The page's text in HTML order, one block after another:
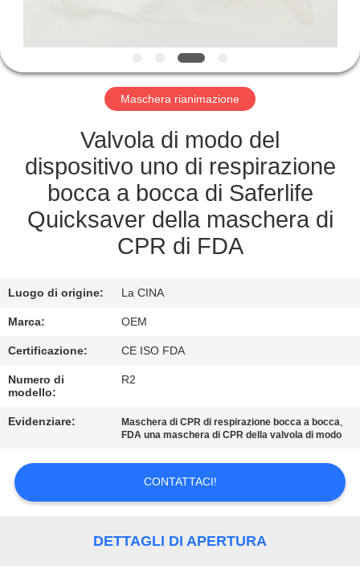
DELLA
CONTATTACI
NOTIZIE
CASI
CHIEDI UN
PREVENTIVO
DEL
SITO
POLITICA
SULLA
Maschera rianimazione
Valvola di modo del
dispositivo uno di respirazione
bocca a bocca di Saferlife
Quicksaver della maschera di
CPR di FDA
Luogo di origine: La CINA
Marca: OEM
Certificazione: CE ISO FDA
Numero di
modello:
R2
Evidenziare: Maschera di CPR di respirazione bocca a bocca,
FDA una maschera di CPR della valvola di modo
CONTATTACI!
DETTAGLI DI APERTURA